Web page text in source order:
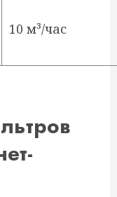
10 м³/час